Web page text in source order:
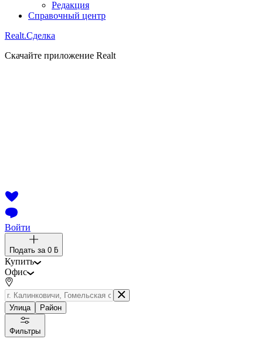
Редакция
Справочный центр
Realt.Сделка
Скачайте приложение Realt
Войти
Подать за 0 ƃ
Купить
Офис
Улица Район
Фильтры